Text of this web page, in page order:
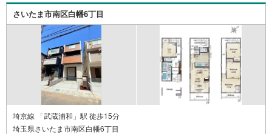
さいたま市南区白幡6丁目
埼京線 「武蔵浦和」駅 徒歩15分
埼玉県さいたま市南区白幡6丁目